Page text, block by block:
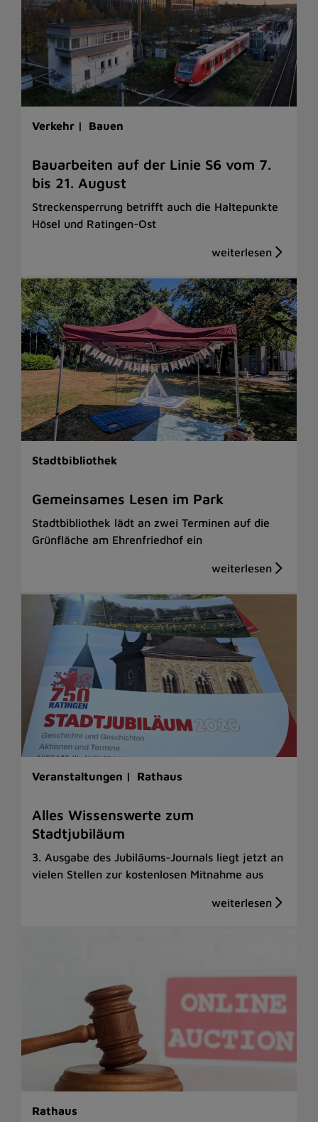
Verkehr | Bauen
Bauarbeiten auf der Linie S6 vom 7.
bis 21. August
Streckensperrung betrifft auch die Haltepunkte
Hösel und Ratingen-Ost
Stadtbibliothek
Gemeinsames Lesen im Park
Stadtbibliothek lädt an zwei Terminen auf die
Grünfläche am Ehrenfriedhof ein
Veranstaltungen | Rathaus
Alles Wissenswerte zum
Stadtjubiläum
3. Ausgabe des Jubiläums-Journals liegt jetzt an
vielen Stellen zur kostenlosen Mitnahme aus
Rathaus